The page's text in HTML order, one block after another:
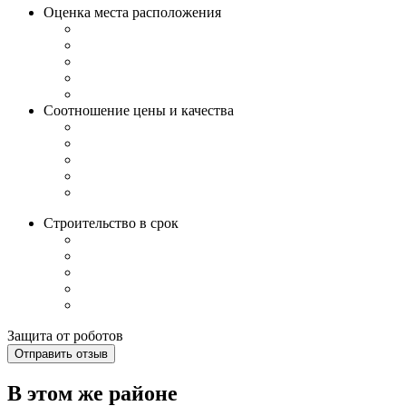
Оценка места расположения
Соотношение цены и качества
Строительство в срок
Защита от роботов
Отправить отзыв
В этом же районе